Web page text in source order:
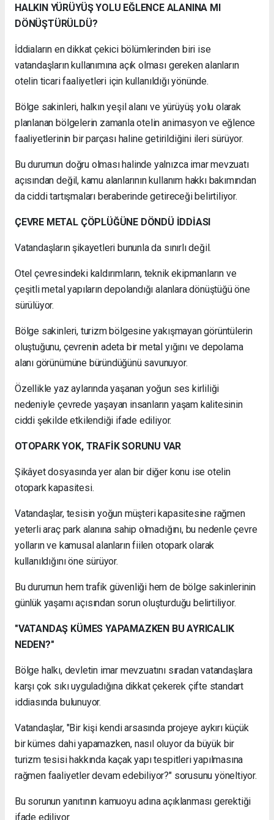
HALKIN YÜRÜYÜŞ YOLU EĞLENCE ALANINA MI
DÖNÜŞTÜRÜLDÜ?
İddiaların en dikkat çekici bölümlerinden biri ise
vatandaşların kullanımına açık olması gereken alanların
otelin ticari faaliyetleri için kullanıldığı yönünde.
Bölge sakinleri, halkın yeşil alanı ve yürüyüş yolu olarak
planlanan bölgelerin zamanla otelin animasyon ve eğlence
faaliyetlerinin bir parçası haline getirildiğini ileri sürüyor.
Bu durumun doğru olması halinde yalnızca imar mevzuatı
açısından değil, kamu alanlarının kullanım hakkı bakımından
da ciddi tartışmaları beraberinde getireceği belirtiliyor.
ÇEVRE METAL ÇÖPLÜĞÜNE DÖNDÜ İDDİASI
Vatandaşların şikayetleri bununla da sınırlı değil.
Otel çevresindeki kaldırımların, teknik ekipmanların ve
çeşitli metal yapıların depolandığı alanlara dönüştüğü öne
sürülüyor.
Bölge sakinleri, turizm bölgesine yakışmayan görüntülerin
oluştuğunu, çevrenin adeta bir metal yığını ve depolama
alanı görünümüne büründüğünü savunuyor.
Özellikle yaz aylarında yaşanan yoğun ses kirliliği
nedeniyle çevrede yaşayan insanların yaşam kalitesinin
ciddi şekilde etkilendiği ifade ediliyor.
OTOPARK YOK, TRAFİK SORUNU VAR
Şikâyet dosyasında yer alan bir diğer konu ise otelin
otopark kapasitesi.
Vatandaşlar, tesisin yoğun müşteri kapasitesine rağmen
yeterli araç park alanına sahip olmadığını, bu nedenle çevre
yolların ve kamusal alanların fiilen otopark olarak
kullanıldığını öne sürüyor.
Bu durumun hem trafik güvenliği hem de bölge sakinlerinin
günlük yaşamı açısından sorun oluşturduğu belirtiliyor.
"VATANDAŞ KÜMES YAPAMAZKEN BU AYRICALIK
NEDEN?"
Bölge halkı, devletin imar mevzuatını sıradan vatandaşlara
karşı çok sıkı uyguladığına dikkat çekerek çifte standart
iddiasında bulunuyor.
Vatandaşlar, "Bir kişi kendi arsasında projeye aykırı küçük
bir kümes dahi yapamazken, nasıl oluyor da büyük bir
turizm tesisi hakkında kaçak yapı tespitleri yapılmasına
rağmen faaliyetler devam edebiliyor?" sorusunu yöneltiyor.
Bu sorunun yanıtının kamuoyu adına açıklanması gerektiği
ifade ediliyor.